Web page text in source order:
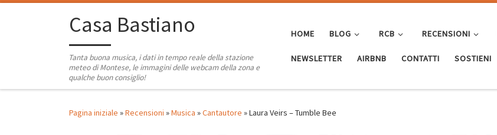
Passa al contenutoCasa Bastiano
Tanta buona musica, i dati in tempo reale della stazione
meteo di Montese, le immagini delle webcam della zona e
qualche buon consiglio!
HOME BLOG RCB RECENSIONI
NEWSLETTER AIRBNB CONTATTI SOSTIENI
Pagina iniziale »Recensioni »Musica »Cantautore »Laura Veirs – Tumble Bee